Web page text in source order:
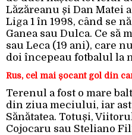
Lăzăreanu și Dan Matei
Liga 1 în 1998, când se
Ganea sau Dulca. Ce să
sau Leca (19 ani), care
doi începeau fotbalul la
Rus, cel mai șocant gol din
Terenul a fost o mare
din ziua meciului, iar
Sănătatea. Totuși,
Cojocaru sau Steliano